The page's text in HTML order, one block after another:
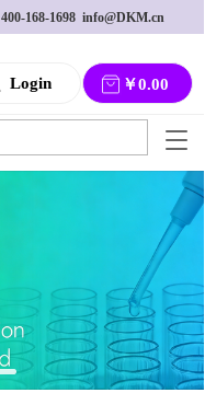
400-168-1698
  info@DKM.cn
Login ￥0.00
T
g
g
l
a
v
i
g
a